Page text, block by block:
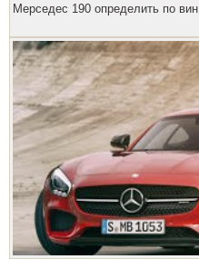
Мерседес 190 определить по вин